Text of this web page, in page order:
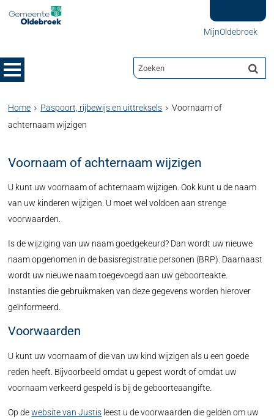
MijnOldebroek
Home Paspoort, rijbewijs en uittreksels
Voornaam of
achternaam wijzigen
Voornaam of achternaam wijzigen
U kunt uw voornaam of achternaam wijzigen. Ook kunt u de naam
van uw kinderen wijzigen. U moet wel voldoen aan strenge
voorwaarden.
Is de wijziging van uw naam goedgekeurd? Dan wordt uw nieuwe
naam opgenomen in de basisregistratie personen (BRP). Daarnaast
wordt uw nieuwe naam toegevoegd aan uw geboorteakte.
Instanties die gebruikmaken van deze gegevens worden hierover
geïnformeerd.
Voorwaarden
U kunt uw voornaam of die van uw kind wijzigen als u een goede
reden heeft. Bijvoorbeeld omdat u gepest wordt of omdat uw
voornaam verkeerd gespeld is bij de geboorteaangifte.
Op dewebsite van Justis leest u de voorwaarden die gelden om uw